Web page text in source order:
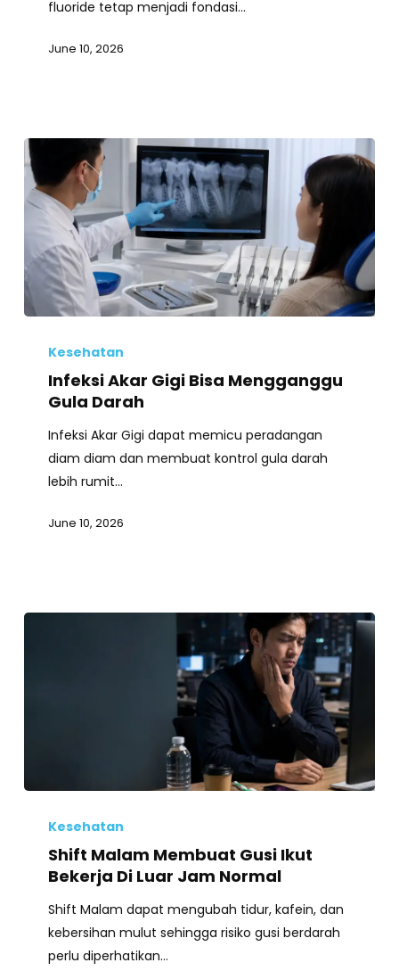
fluoride tetap menjadi fondasi…
June 10, 2026
Akar
Gula
Darah
Kesehatan
Infeksi Akar Gigi Bisa Mengganggu
Gula Darah
Infeksi Akar Gigi dapat memicu peradangan
diam diam dan membuat kontrol gula darah
lebih rumit…
June 10, 2026
Malam
Membuat
Gusi
Bekerja
Luar
Kesehatan
Shift Malam Membuat Gusi Ikut
Bekerja Di Luar Jam Normal
Shift Malam dapat mengubah tidur, kafein, dan
kebersihan mulut sehingga risiko gusi berdarah
perlu diperhatikan…